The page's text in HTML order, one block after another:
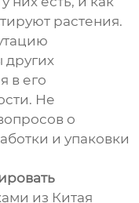
растения.
других
в его
Не
о
и упаковки
из Китая